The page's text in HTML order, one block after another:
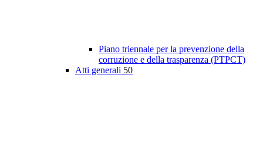
Piano triennale per la prevenzione della
corruzione e della trasparenza (PTPCT)
Atti generali 50